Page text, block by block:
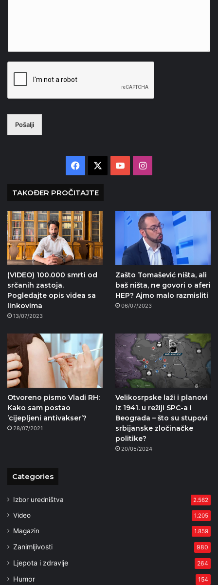
Pošalji
Facebook YouTubeInstagram
TAKOĐER PROČITAJTE
(VIDEO) 100.000 smrti od
srčanih zastoja.
Pogledajte opis videa sa
linkovima
13/07/2023
Zašto Tomašević ništa, ali
baš ništa, ne govori o aferi
HEP? Ajmo malo razmisliti
06/07/2023
Otvoreno pismo Vladi RH:
Kako sam postao
ʼcijepljeni antivakserʼ?
28/07/2021
Velikosrpske laži i planovi
iz 1941. u režiji SPC-a i
Beograda – što su stupovi
srbijanske zločinačke
politike?
20/05/2024
Categories
Izbor uredništva 2.562
Video 1.205
Magazin 1.859
Zanimljivosti 980
Ljepota i zdravlje 264
Humor 154